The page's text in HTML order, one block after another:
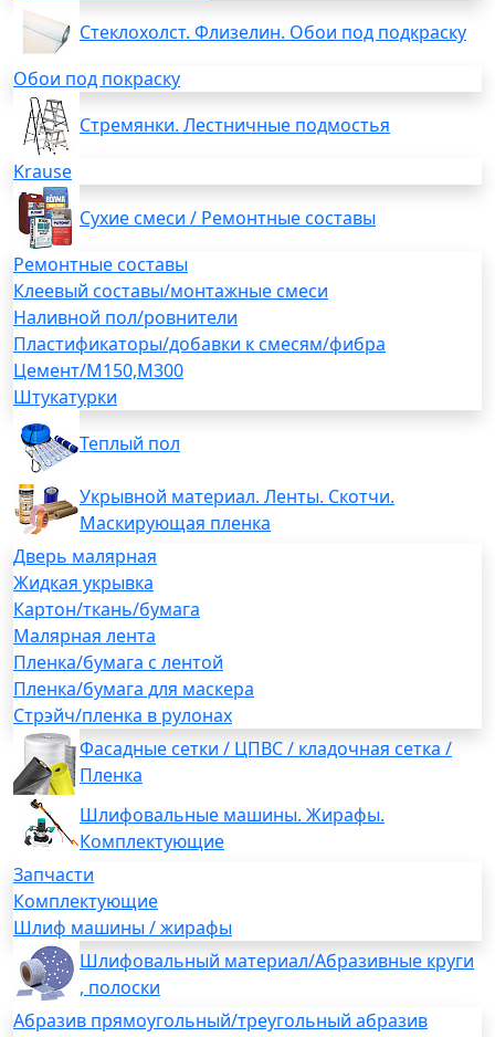
Стеклохолст. Флизелин. Обои под подкраску
Обои под покраску
Стремянки. Лестничные подмостья
Krause
Сухие смеси / Ремонтные составы
Ремонтные составы
Клеевый составы/монтажные смеси
Наливной пол/ровнители
Пластификаторы/добавки к смесям/фибра
Цемент/М150,М300
Штукатурки
Теплый пол
Укрывной материал. Ленты. Скотчи.
Маскирующая пленка
Дверь малярная
Жидкая укрывка
Картон/ткань/бумага
Малярная лента
Пленка/бумага с лентой
Пленка/бумага для маскера
Стрэйч/пленка в рулонах
Фасадные сетки / ЦПВС / кладочная сетка /
Пленка
Шлифовальные машины. Жирафы.
Комплектующие
Запчасти
Комплектующие
Шлиф машины / жирафы
Шлифовальный материал/Абразивные круги
, полоски
Абразив прямоугольный/треугольный абразив